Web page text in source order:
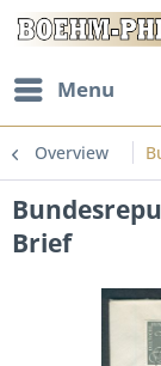
Menu
Overview
Brief